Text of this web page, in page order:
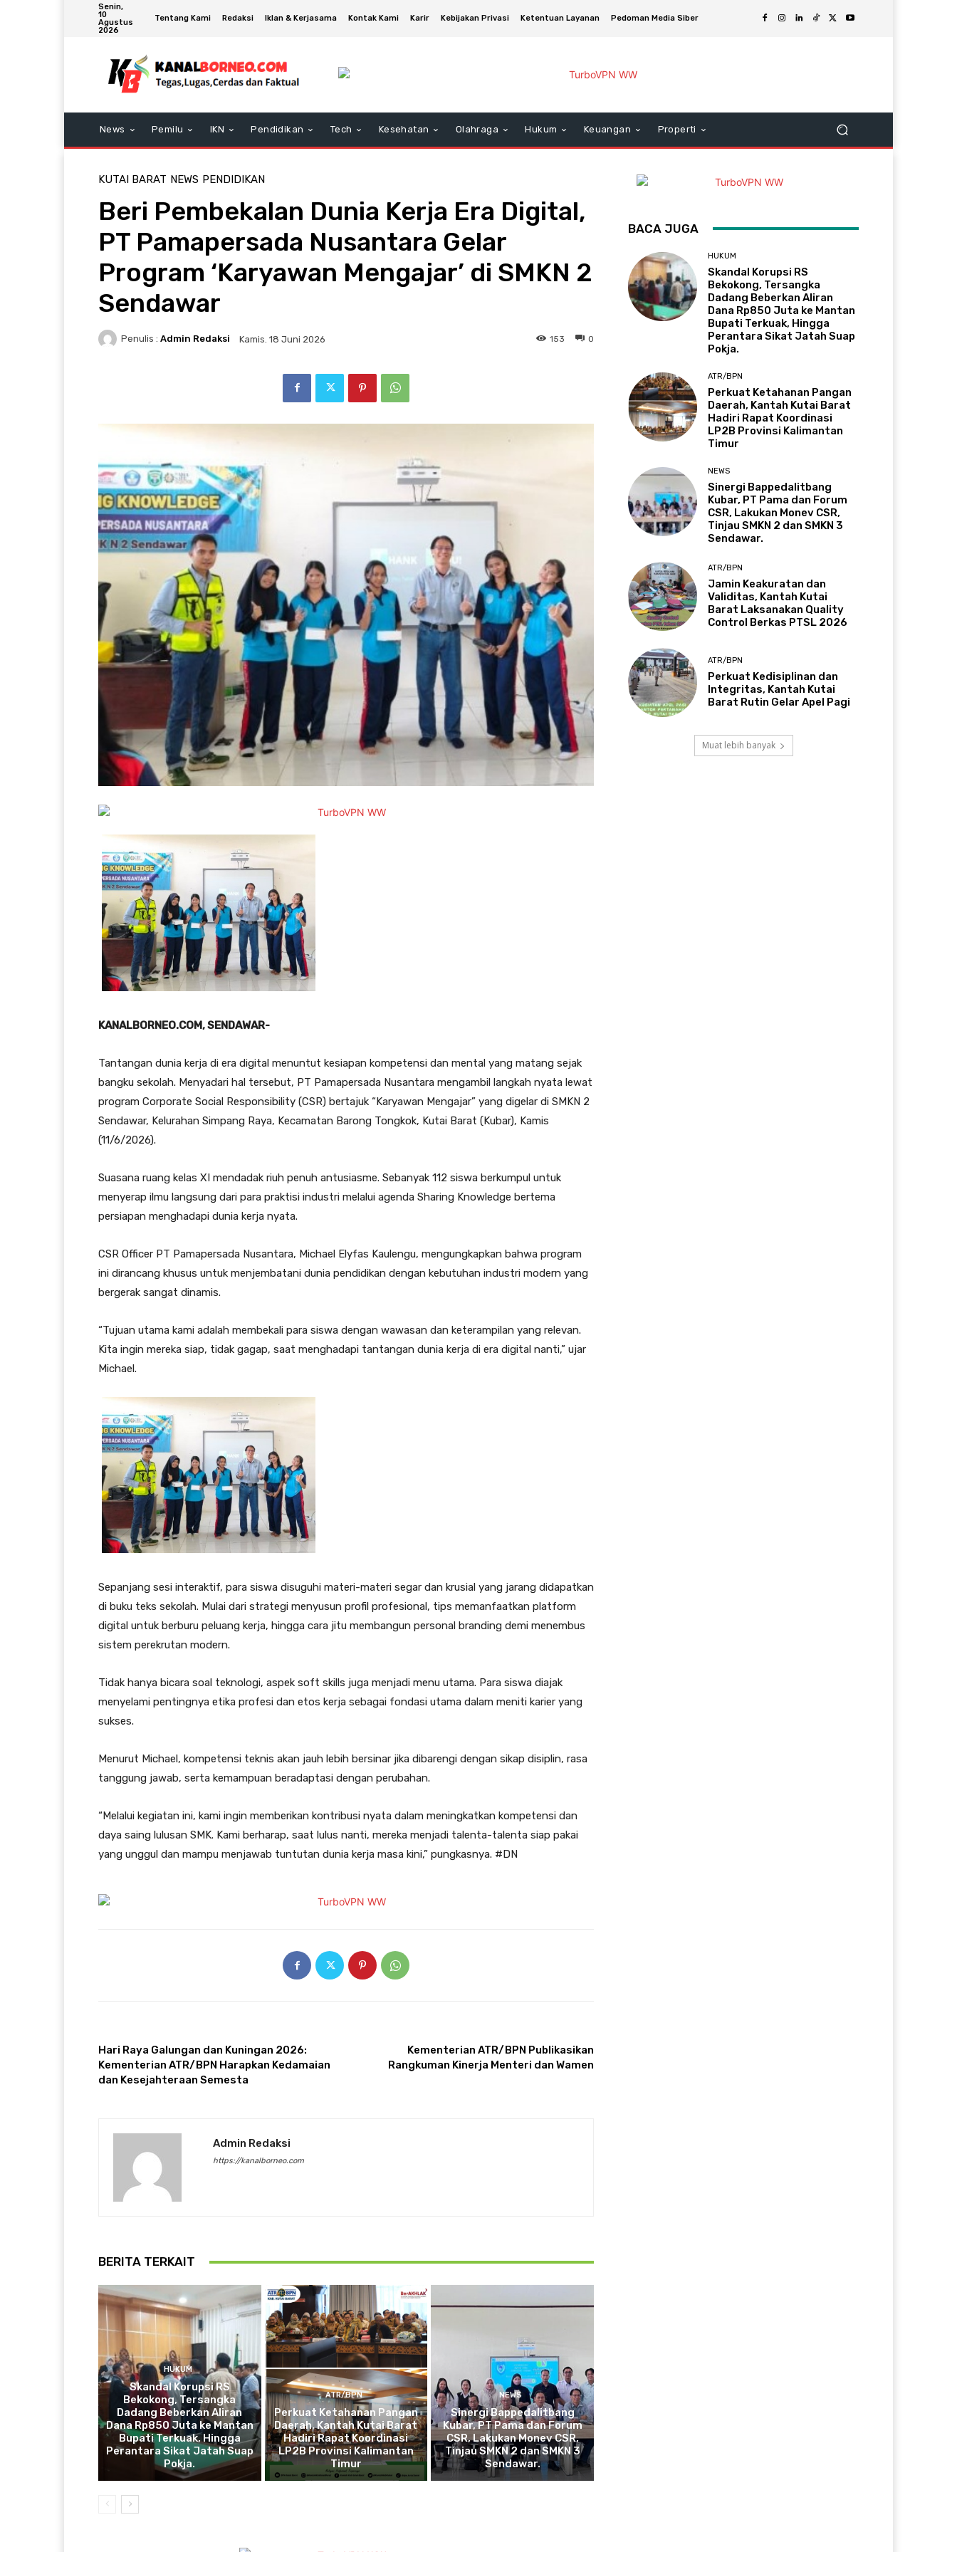
Senin,
10
Agustus
2026
Tentang Kami Redaksi Iklan & Kerjasama Kontak Kami Karir Kebijakan Privasi Ketentuan Layanan Pedoman Media Siber
News Pemilu IKN Pendidikan Tech Kesehatan Olahraga Hukum Keuangan Properti
KUTAI BARAT NEWS PENDIDIKAN
Beri Pembekalan Dunia Kerja Era Digital,
PT Pamapersada Nusantara Gelar
Program ‘Karyawan Mengajar’ di SMKN 2
Sendawar
Penulis : Admin Redaksi Kamis. 18 Juni 2026 0
153
KANALBORNEO.COM, SENDAWAR-
Tantangan dunia kerja di era digital menuntut kesiapan kompetensi dan mental yang matang sejak
bangku sekolah. Menyadari hal tersebut, PT Pamapersada Nusantara mengambil langkah nyata lewat
program Corporate Social Responsibility (CSR) bertajuk “Karyawan Mengajar” yang digelar di SMKN 2
Sendawar, Kelurahan Simpang Raya, Kecamatan Barong Tongkok, Kutai Barat (Kubar), Kamis
(11/6/2026).
Suasana ruang kelas XI mendadak riuh penuh antusiasme. Sebanyak 112 siswa berkumpul untuk
menyerap ilmu langsung dari para praktisi industri melalui agenda Sharing Knowledge bertema
persiapan menghadapi dunia kerja nyata.
CSR Officer PT Pamapersada Nusantara, Michael Elyfas Kaulengu, mengungkapkan bahwa program
ini dirancang khusus untuk menjembatani dunia pendidikan dengan kebutuhan industri modern yang
bergerak sangat dinamis.
“Tujuan utama kami adalah membekali para siswa dengan wawasan dan keterampilan yang relevan.
Kita ingin mereka siap, tidak gagap, saat menghadapi tantangan dunia kerja di era digital nanti,” ujar
Michael.
Sepanjang sesi interaktif, para siswa disuguhi materi-materi segar dan krusial yang jarang didapatkan
di buku teks sekolah. Mulai dari strategi menyusun profil profesional, tips memanfaatkan platform
digital untuk berburu peluang kerja, hingga cara jitu membangun personal branding demi menembus
sistem perekrutan modern.
Tidak hanya bicara soal teknologi, aspek soft skills juga menjadi menu utama. Para siswa diajak
menyelami pentingnya etika profesi dan etos kerja sebagai fondasi utama dalam meniti karier yang
sukses.
Menurut Michael, kompetensi teknis akan jauh lebih bersinar jika dibarengi dengan sikap disiplin, rasa
tanggung jawab, serta kemampuan beradaptasi dengan perubahan.
“Melalui kegiatan ini, kami ingin memberikan kontribusi nyata dalam meningkatkan kompetensi dan
daya saing lulusan SMK. Kami berharap, saat lulus nanti, mereka menjadi talenta-talenta siap pakai
yang unggul dan mampu menjawab tuntutan dunia kerja masa kini,” pungkasnya. #DN
Hari Raya Galungan dan Kuningan 2026:
Kementerian ATR/BPN Harapkan Kedamaian
dan Kesejahteraan Semesta
Kementerian ATR/BPN Publikasikan
Rangkuman Kinerja Menteri dan Wamen
Admin Redaksi
https://kanalborneo.com
BERITA TERKAIT
HUKUM
Skandal Korupsi RS
Bekokong, Tersangka
Dadang Beberkan Aliran
Dana Rp850 Juta ke Mantan
Bupati Terkuak, Hingga
Perantara Sikat Jatah Suap
Pokja.
ATR/BPN
Perkuat Ketahanan Pangan
Daerah, Kantah Kutai Barat
Hadiri Rapat Koordinasi
LP2B Provinsi Kalimantan
Timur
NEWS
Sinergi Bappedalitbang
Kubar, PT Pama dan Forum
CSR, Lakukan Monev CSR,
Tinjau SMKN 2 dan SMKN 3
Sendawar.
BACA JUGA
HUKUM
Skandal Korupsi RS
Bekokong, Tersangka
Dadang Beberkan Aliran
Dana Rp850 Juta ke Mantan
Bupati Terkuak, Hingga
Perantara Sikat Jatah Suap
Pokja.
ATR/BPN
Perkuat Ketahanan Pangan
Daerah, Kantah Kutai Barat
Hadiri Rapat Koordinasi
LP2B Provinsi Kalimantan
Timur
NEWS
Sinergi Bappedalitbang
Kubar, PT Pama dan Forum
CSR, Lakukan Monev CSR,
Tinjau SMKN 2 dan SMKN 3
Sendawar.
ATR/BPN
Jamin Keakuratan dan
Validitas, Kantah Kutai
Barat Laksanakan Quality
Control Berkas PTSL 2026
ATR/BPN
Perkuat Kedisiplinan dan
Integritas, Kantah Kutai
Barat Rutin Gelar Apel Pagi
Muat lebih banyak